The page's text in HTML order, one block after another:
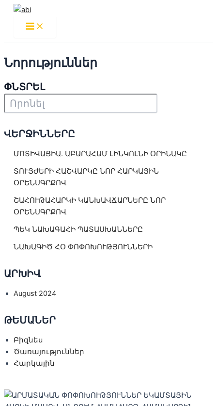
Skip
content
Menu
Նորություններ
ՓՆՏՐԵԼ
ՎԵՐՋԻՆՆԵՐԸ
ՄՈՏԻՎԱՑԻԱ. ԱԲԱՐԱՀԱՄ ԼԻՆԿՈԼՆԻ ՕՐԻՆԱԿԸ
ՏՈՒՅԺԵՐԻ ՀԱՇՎԱՐԿԸ ՆՈՐ ՀԱՐԿԱՅԻՆ
ՕՐԵՆՍԳՐՔՈՎ
ՇԱՀՈՒԹԱՀԱՐԿԻ ԿԱՆԽԱՎՃԱՐՆԵՐԸ ՆՈՐ
ՕՐԵՆՍԳՐՔՈՎ
ՊԵԿ ՆԱԽԱԳԱՀԻ ՊԱՏԱՍԽԱՆՆԵՐԸ
ՆԱԽԱԳԻԾ ՀՕ ՓՈՓՈԽՈՒԹՅՈՒՆՆԵՐԻ
ԱՐԽԻՎ
August 2024
ԹԵՄԱՆԵՐ
Բիզնես
Ծառայություններ
Հարկային